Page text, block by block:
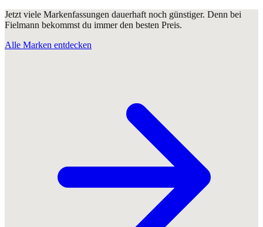
Jetzt viele Markenfassungen dauerhaft noch günstiger. Denn bei
Fielmann bekommst du immer den besten Preis.
Alle Marken entdecken